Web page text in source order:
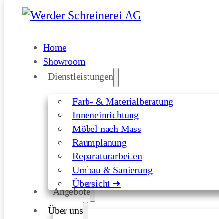
Skip to main content Skip to footer
Home
Showroom
Dienstleistungen
Farb- & Materialberatung
Inneneinrichtung
Möbel nach Mass
Raumplanung
Reparaturarbeiten
Umbau & Sanierung
Übersicht ➜
Angebote
Über uns